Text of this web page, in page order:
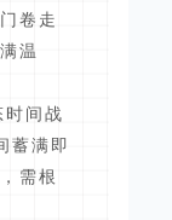
卷走
温
间战
蓄满即
需根